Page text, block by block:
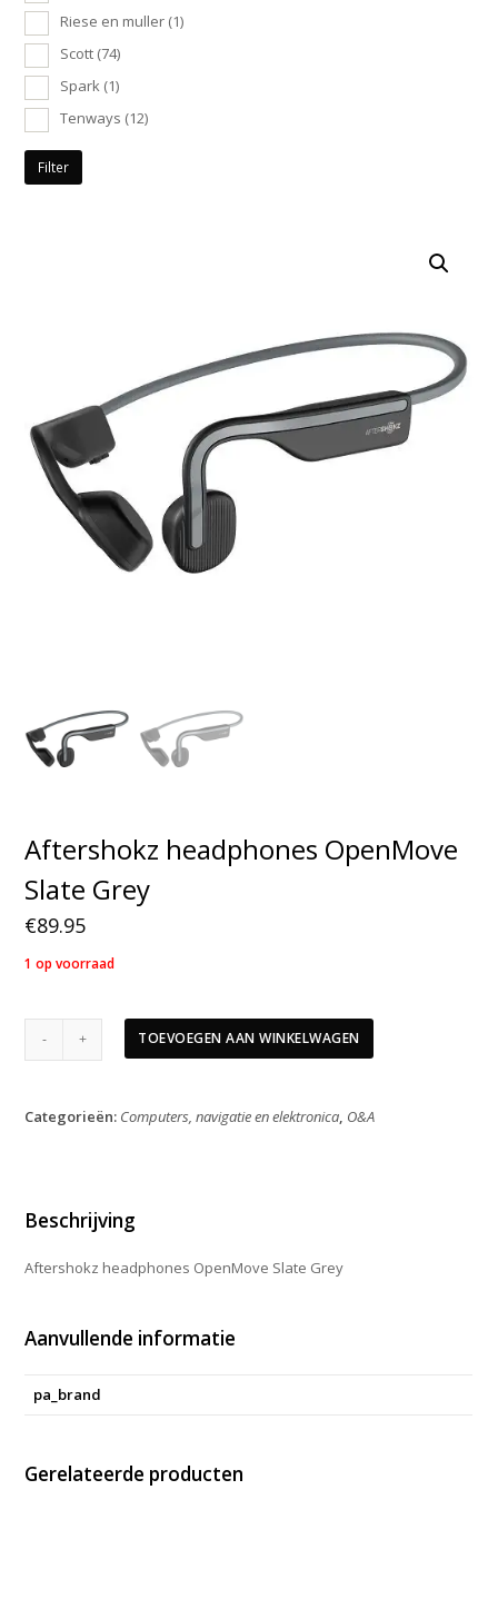
Riese en muller (1)
Scott (74)
Spark (1)
Tenways (12)
Filter
Aftershokz headphones OpenMove
Slate Grey
€89.95
1 op voorraad
headphones
Grey
TOEVOEGEN AAN WINKELWAGEN
Categorieën: Computers, navigatie en elektronica, O&A
Beschrijving
Aftershokz headphones OpenMove Slate Grey
Aanvullende informatie
pa_brand
Gerelateerde producten